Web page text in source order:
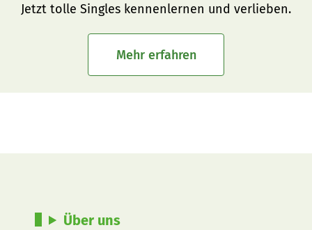
Jetzt tolle Singles kennenlernen und verlieben.
Mehr erfahren
Über uns